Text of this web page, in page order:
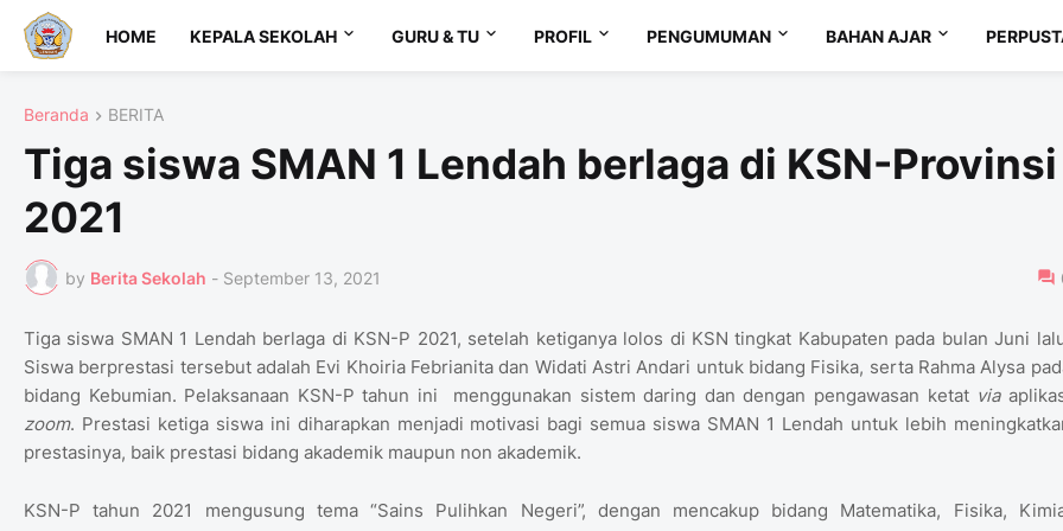
HOME KEPALA SEKOLAH GURU & TU PROFIL PENGUMUMAN BAHAN AJAR
Beranda BERITA
Tiga siswa SMAN 1 Lendah berlaga di KSN-Provinsi
2021
by Berita Sekolah - September 13, 2021
Tiga siswa SMAN 1 Lendah berlaga di KSN-P 2021, setelah ketiganya lolos di KSN tingkat Kabupaten pada bulan Juni
Siswa berprestasi tersebut adalah Evi Khoiria Febrianita dan Widati Astri Andari untuk bidang Fisika, serta Rahma Alysa
bidang Kebumian. Pelaksanaan KSN-P tahun ini menggunakan sistem daring dan dengan pengawasan ketat via
zoom. Prestasi ketiga siswa ini diharapkan menjadi motivasi bagi semua siswa SMAN 1 Lendah untuk lebih
prestasinya, baik prestasi bidang akademik maupun non akademik.
KSN-P tahun 2021 mengusung tema “Sains Pulihkan Negeri”, dengan mencakup bidang Matematika, Fisika,